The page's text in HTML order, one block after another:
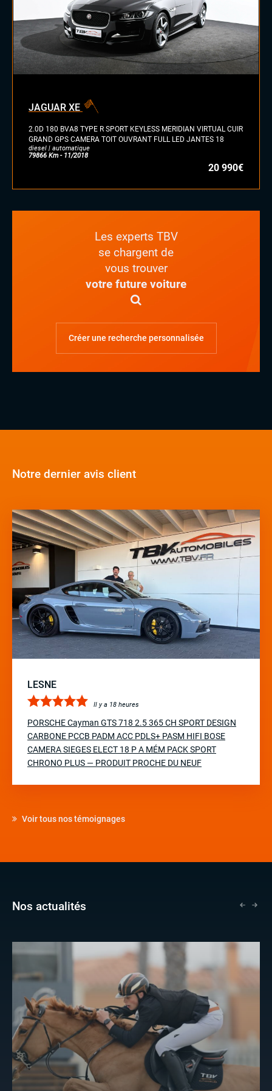
JAGUAR XE
2.0D 180 BVA8 TYPE R SPORT KEYLESS MERIDIAN VIRTUAL CUIR
GRAND GPS CAMERA TOIT OUVRANT FULL LED JANTES 18
diesel | automatique
79866 Km - 11/2018
20 990€
Les experts TBV
se chargent de
vous trouver
votre future voiture
Créer une recherche personnalisée
Notre dernier avis client
LESNE
Il y a 18 heures
PORSCHE Cayman GTS 718 2.5 365 CH SPORT DESIGN
CARBONE PCCB PADM ACC PDLS+ PASM HIFI BOSE
CAMERA SIEGES ELECT 18 P A MÉM PACK SPORT
CHRONO PLUS — PRODUIT PROCHE DU NEUF
Voir tous nos témoignages
Nos actualités